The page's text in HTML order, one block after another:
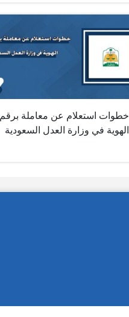
خطوات استعلام عن معاملة برقم
الهوية في وزارة العدل السعودية